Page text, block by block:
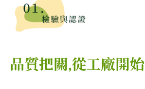
品質把關,從工廠開始